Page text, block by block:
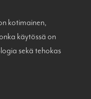
kotimainen,
käytössä on
sekä tehokas